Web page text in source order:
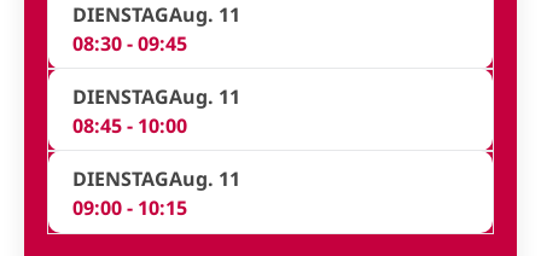
DIENSTAGAug. 11
08:30 - 09:45
DIENSTAGAug. 11
08:45 - 10:00
DIENSTAGAug. 11
09:00 - 10:15